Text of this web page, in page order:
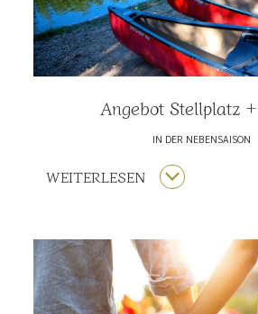
Angebot Stellplatz
IN DER NEBENSAISON
WEITERLESEN